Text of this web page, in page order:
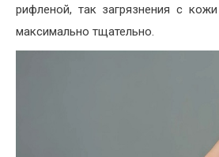
рифленой, так загрязнения с
максимально тщательно.